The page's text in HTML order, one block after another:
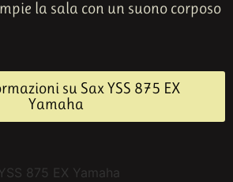
la sala con un suono corposo
su Sax YSS 875 EX
Yamaha
875 EX Yamaha